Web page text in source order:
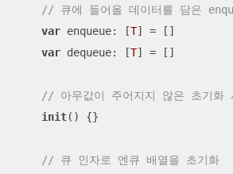
// 큐에 들어올 데이터를 담은
var enqueue: [T] = []
var dequeue: [T] = []
// 아무값이 주어지지 않은 초기화
init() {}
// 큐 인자로 엔큐 배열을 초기화